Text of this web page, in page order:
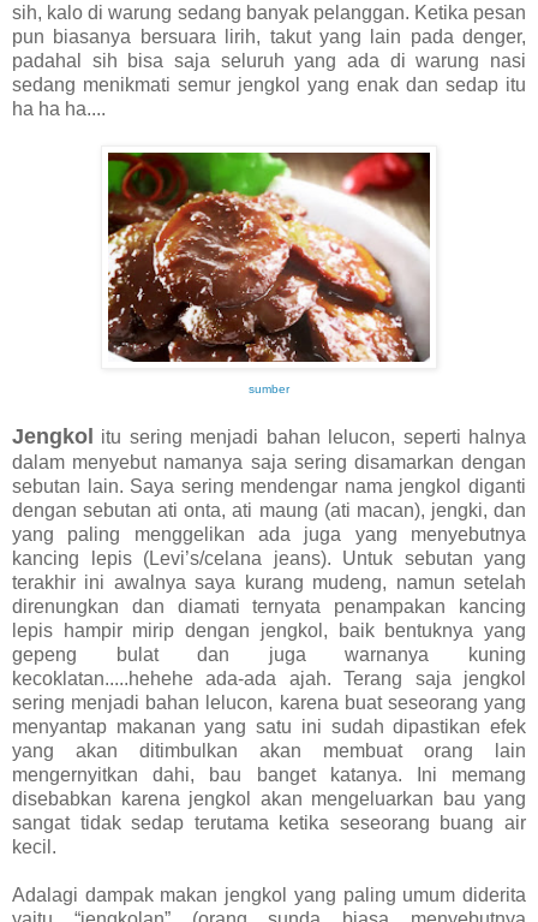
sih, kalo di warung sedang banyak pelanggan. Ketika pesan
pun biasanya bersuara lirih, takut yang lain pada denger,
padahal sih bisa saja seluruh yang ada di warung nasi
sedang menikmati semur jengkol yang enak dan sedap itu
ha ha ha....
sumber
Jengkol itu sering menjadi bahan lelucon, seperti halnya
dalam menyebut namanya saja sering disamarkan dengan
sebutan lain. Saya sering mendengar nama jengkol diganti
dengan sebutan ati onta, ati maung (ati macan), jengki, dan
yang paling menggelikan ada juga yang menyebutnya
kancing lepis (Levi’s/celana jeans). Untuk sebutan yang
terakhir ini awalnya saya kurang mudeng, namun setelah
direnungkan dan diamati ternyata penampakan kancing
lepis hampir mirip dengan jengkol, baik bentuknya yang
gepeng bulat dan juga warnanya kuning
kecoklatan.....hehehe ada-ada ajah. Terang saja jengkol
sering menjadi bahan lelucon, karena buat seseorang yang
menyantap makanan yang satu ini sudah dipastikan efek
yang akan ditimbulkan akan membuat orang lain
mengernyitkan dahi, bau banget katanya. Ini memang
disebabkan karena jengkol akan mengeluarkan bau yang
sangat tidak sedap terutama ketika seseorang buang air
kecil.
Adalagi dampak makan jengkol yang paling umum diderita